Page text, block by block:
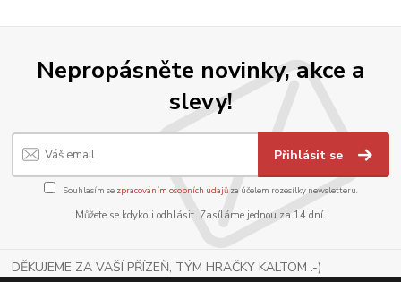
Nepropásněte novinky, akce a
slevy!
Přihlásit se
Souhlasím se zpracováním osobních údajůza účelem rozesílky newsletteru.
Můžete se kdykoli odhlásit. Zasíláme jednou za 14 dní.
DĚKUJEME ZA VAŠÍ PŘÍZEŇ, TÝM HRAČKY KALTOM .-)